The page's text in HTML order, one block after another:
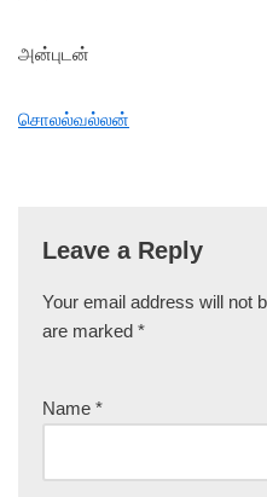
அன்புடன்
சொலல்வல்லன்
Leave a Reply
Your email address will not
are marked *
Name *